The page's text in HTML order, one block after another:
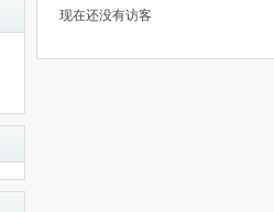
现在还没有访客